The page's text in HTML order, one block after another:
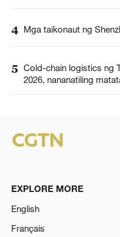
4 Mga taikonaut ng
5 Cold-chain logistics ng
2026, nananatiling
EXPLORE MORE
English
Français